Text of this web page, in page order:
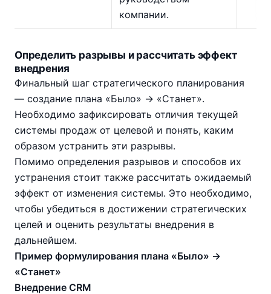
компании.
Определить разрывы и рассчитать эффект
внедрения
Финальный шаг стратегического планирования
— создание плана «Было» → «Станет».
Необходимо зафиксировать отличия текущей
системы продаж от целевой и понять, каким
образом устранить эти разрывы.
Помимо определения разрывов и способов их
устранения стоит также рассчитать ожидаемый
эффект от изменения системы. Это необходимо,
чтобы убедиться в достижении стратегических
целей и оценить результаты внедрения в
дальнейшем.
Пример формулирования плана «Было» →
«Станет»
Внедрение CRM